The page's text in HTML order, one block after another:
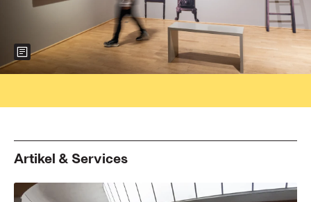
Show more information about the image
Artikel & Services